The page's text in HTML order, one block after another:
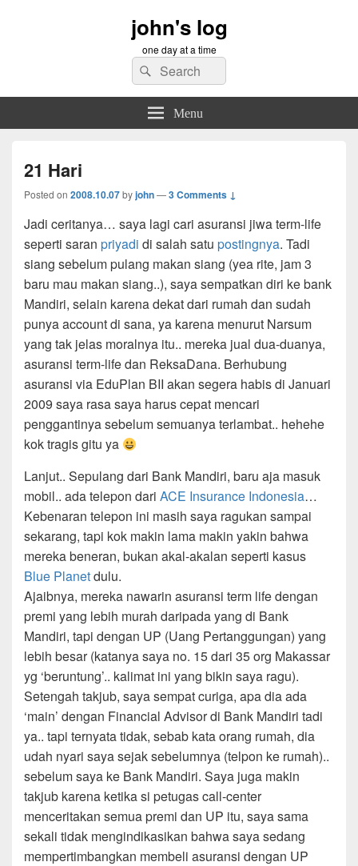
john's log
one day at a time
Search
for:
Search
Menu
21 Hari
Posted on 2008.10.07byjohn—3 Comments ↓
Jadi ceritanya… saya lagi cari asuransi jiwa term-life
seperti saran priyadi di salah satu postingnya. Tadi
siang sebelum pulang makan siang (yea rite, jam 3
baru mau makan siang..), saya sempatkan diri ke bank
Mandiri, selain karena dekat dari rumah dan sudah
punya account di sana, ya karena menurut Narsum
yang tak jelas moralnya itu.. mereka jual dua-duanya,
asuransi term-life dan ReksaDana. Berhubung
asuransi via EduPlan BII akan segera habis di Januari
2009 saya rasa saya harus cepat mencari
penggantinya sebelum semuanya terlambat.. hehehe
kok tragis gitu ya
Lanjut.. Sepulang dari Bank Mandiri, baru aja masuk
mobil.. ada telepon dari ACE Insurance Indonesia…
Kebenaran telepon ini masih saya ragukan sampai
sekarang, tapi kok makin lama makin yakin bahwa
mereka beneran, bukan akal-akalan seperti kasus
Blue Planetdulu.
Ajaibnya, mereka nawarin asuransi term life dengan
premi yang lebih murah daripada yang di Bank
Mandiri, tapi dengan UP (Uang Pertanggungan) yang
lebih besar (katanya saya no. 15 dari 35 org Makassar
yg ‘beruntung’.. kalimat ini yang bikin saya ragu).
Setengah takjub, saya sempat curiga, apa dia ada
‘main’ dengan Financial Advisor di Bank Mandiri tadi
ya.. tapi ternyata tidak, sebab kata orang rumah, dia
udah nyari saya sejak sebelumnya (telpon ke rumah)..
sebelum saya ke Bank Mandiri. Saya juga makin
takjub karena ketika si petugas call-center
menceritakan semua premi dan UP itu, saya sama
sekali tidak mengindikasikan bahwa saya sedang
mempertimbangkan membeli asuransi dengan UP